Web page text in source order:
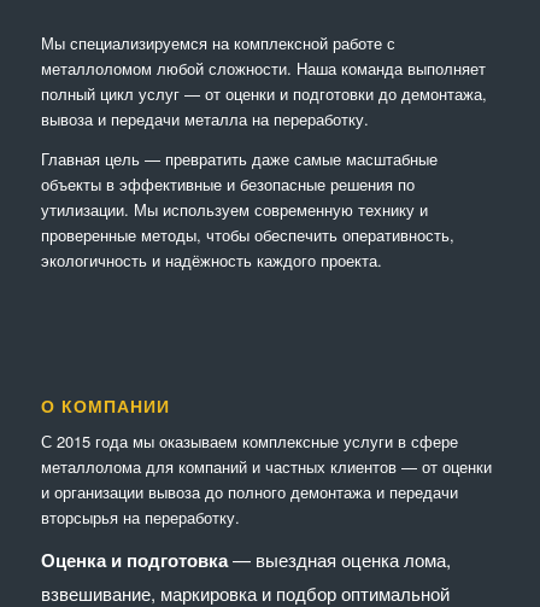
Мы специализируемся на комплексной работе с
металлоломом любой сложности. Наша команда выполняет
полный цикл услуг — от оценки и подготовки до демонтажа,
вывоза и передачи металла на переработку.
Главная цель — превратить даже самые масштабные
объекты в эффективные и безопасные решения по
утилизации. Мы используем современную технику и
проверенные методы, чтобы обеспечить оперативность,
экологичность и надёжность каждого проекта.
О КОМПАНИИ
С 2015 года мы оказываем комплексные услуги в сфере
металлолома для компаний и частных клиентов — от оценки
и организации вывоза до полного демонтажа и передачи
вторсырья на переработку.
Оценка и подготовка— выездная оценка лома,
взвешивание, маркировка и подбор оптимальной